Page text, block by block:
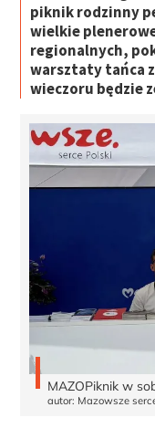
piknik rodzinny
wielkie
regionalnych,
warsztaty tańca z
wieczoru będzie
MAZOPiknik w
autor: Mazowsze